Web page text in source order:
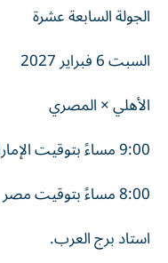
الجولة السابعة عشرة
السبت 6 فبراير 2027
الأهلي × المصري
9:00 مساءً بتوقيت الإمارات
8:00 مساءً بتوقيت مصر
استاد برج العرب.